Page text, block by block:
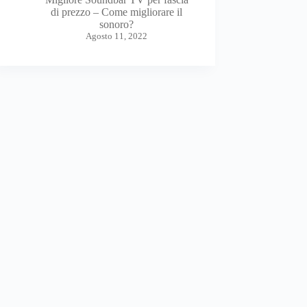
di prezzo – Come migliorare il
sonoro?
Agosto 11, 2022